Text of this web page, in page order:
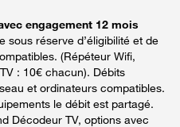
engagement 12 mois
sous réserve d’éligibilité et de
(Répéteur Wifi,
: 10€ chacun). Débits
et ordinateurs compatibles.
le débit est partagé.
Décodeur TV, options avec